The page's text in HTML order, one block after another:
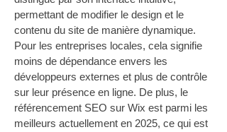
permettant de modifier le design et le
contenu du site de manière dynamique.
Pour les entreprises locales, cela signifie
moins de dépendance envers les
développeurs externes et plus de contrôle
sur leur présence en ligne. De plus, le
référencement SEO sur Wix est parmi les
meilleurs actuellement en 2025, ce qui est